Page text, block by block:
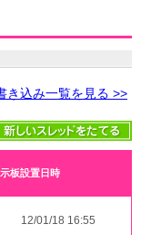
き込み一覧を見る >>
板設置日時
12/01/18 16:55